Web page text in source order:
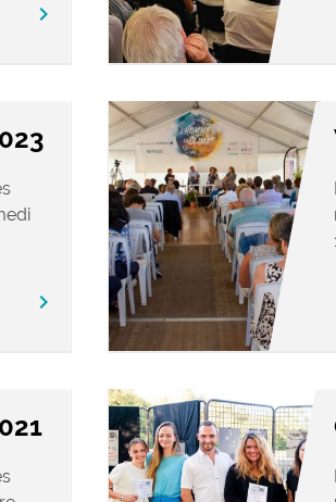
chevron_right
chevron_right